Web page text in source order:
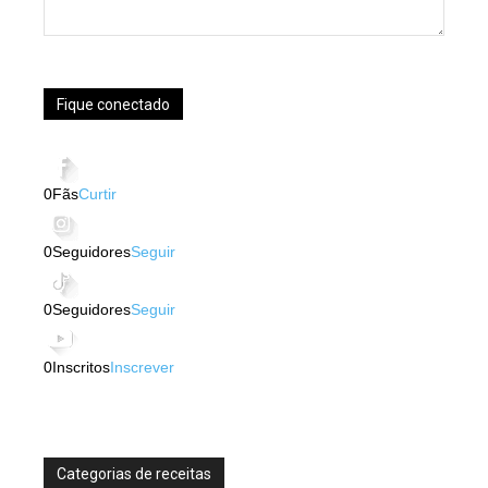
Fique conectado
0FãsCurtir
0SeguidoresSeguir
0SeguidoresSeguir
0InscritosInscrever
Categorias de receitas